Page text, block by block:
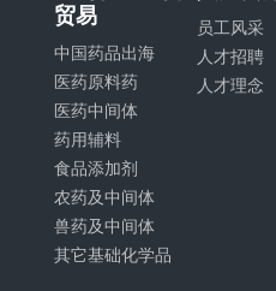
贸易
中国药品出海
医药原料药
医药中间体
药用辅料
食品添加剂
农药及中间体
兽药及中间体
其它基础化学品
员工风采
人才招聘
人才理念